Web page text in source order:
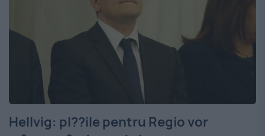
Hellvig: pl??ile pentru Regio vor